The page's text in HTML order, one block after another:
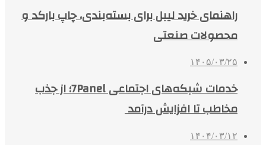
راهنمای خرید لیبل برای بسته‌بندی، چاپ بارکد و
محصولات صنعتی
۱۴۰۵/۰۳/۲۵
خدمات شبکه‌های اجتماعی 7Panel؛ از جذب
مخاطب تا افزایش درآمد
۱۴۰۴/۰۳/۱۲